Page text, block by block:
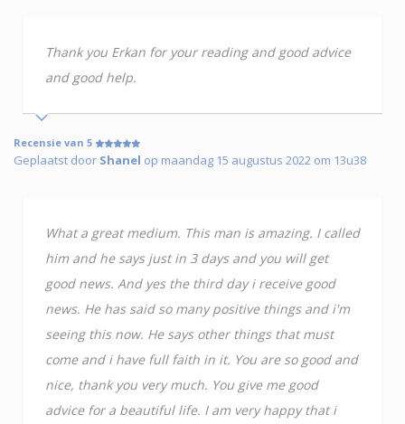
Thank you Erkan for your reading and good advice
and good help.
Recensie van 5
Geplaatst door Shanel op maandag 15 augustus 2022 om 13u38
What a great medium. This man is amazing. I called
him and he says just in 3 days and you will get
good news. And yes the third day i receive good
news. He has said so many positive things and i'm
seeing this now. He says other things that must
come and i have full faith in it. You are so good and
nice, thank you very much. You give me good
advice for a beautiful life. I am very happy that i